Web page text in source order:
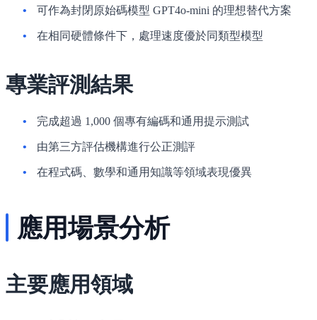
可作為封閉原始碼模型 GPT4o-mini 的理想替代方案
在相同硬體條件下，處理速度優於同類型模型
專業評測結果
完成超過 1,000 個專有編碼和通用提示測試
由第三方評估機構進行公正測評
在程式碼、數學和通用知識等領域表現優異
應用場景分析
主要應用領域